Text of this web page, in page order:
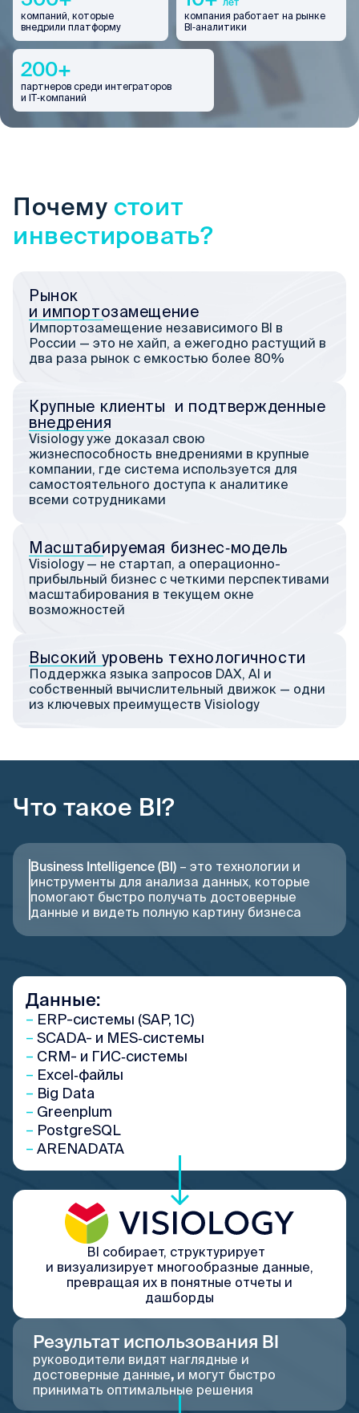
компаний, которые
внедрили платформу
лет
компания работает на рынке
BI‑аналитики
200+
партнеров среди интеграторов
и IT‑компаний
Почему стоит
инвестировать?
Рынок
и импортозамещение
Импортозамещение независимого BI в
России — это не хайп, а ежегодно растущий в
два раза рынок с емкостью более 80%
Крупные клиенты и подтвержденные
внедрения
Visiology уже доказал свою
жизнеспособность внедрениями в крупные
компании, где система используется для
самостоятельного доступа к аналитике
всеми сотрудниками
Масштабируемая бизнес‑модель
Visiology — не стартап, а операционно-
прибыльный бизнес с четкими перспективами
масштабирования в текущем окне
возможностей
Высокий уровень технологичности
Поддержка языка запросов DAX, AI и
собственный вычислительный движок — одни
из ключевых преимуществ Visiology
Что такое BI?
Business Intelligence (Bl) – это технологии и
инструменты для анализа данных, которые
помогают быстро получать достоверные
данные и видеть полную картину бизнеса
Данные:
– ERP-системы (SAP, 1C)
– SCADA- и MES‑системы
– CRM- и ГИС‑системы
– Excel‑файлы
– Big Data
– Greenplum
– PostgreSQL
– ARENADATA
ВІ собирает, структурирует
и визуализирует многообразные данные,
превращая их в понятные отчеты и
дашборды
Результат использования BI
руководители видят наглядные и
достоверные данные, и могут быстро
принимать оптимальные решения